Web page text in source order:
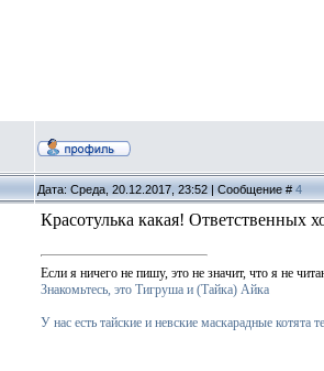
Дата: Среда, 20.12.2017, 23:52 | Сообщение # 4
Красотулька какая! Ответственных
Если я ничего не пишу, это не значит, что я не
Знакомьтесь, это Тигруша и (Тайка) Айка
У нас есть тайские и невские маскарадные котята